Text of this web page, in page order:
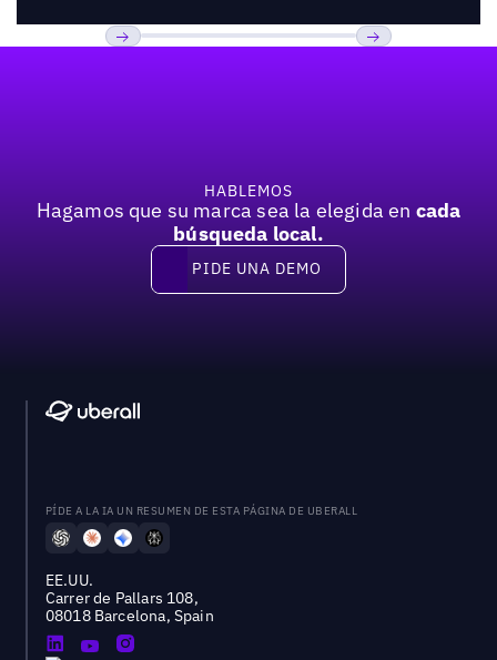
HABLEMOS
Hagamos que su marca sea la elegida en cada
búsqueda local.
Pide una demo
PIDE UNA DEMO
PÍDE A LA IA UN RESUMEN DE ESTA PÁGINA DE UBERALL
EE.UU.
Carrer de Pallars 108,
08018 Barcelona, Spain